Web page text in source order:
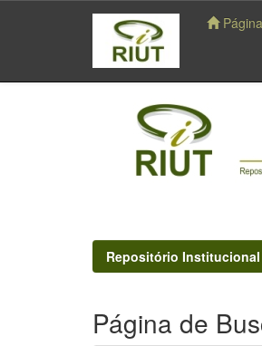
navigation
Repositório Institucional
Página de